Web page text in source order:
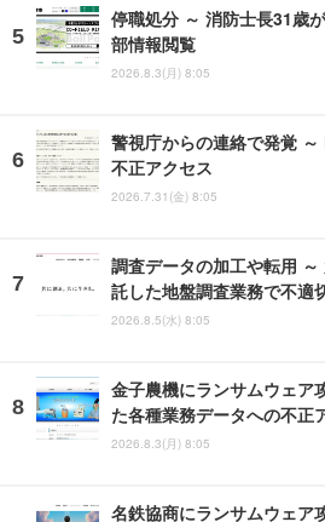
停職処分 ～ 消防士長31歳
部情報閲覧
2026.8.3(月) 8:05
警視庁からの連絡で発覚
不正アクセス
2026.7.31(金) 8:05
調査データの加工や転用
託した地盤調査業務で不適
2026.8.5(水) 8:05
金子農機にランサムウェア
た各種業務データへの不正
2026.8.3(月) 8:05
名鉄協商にランサムウェア